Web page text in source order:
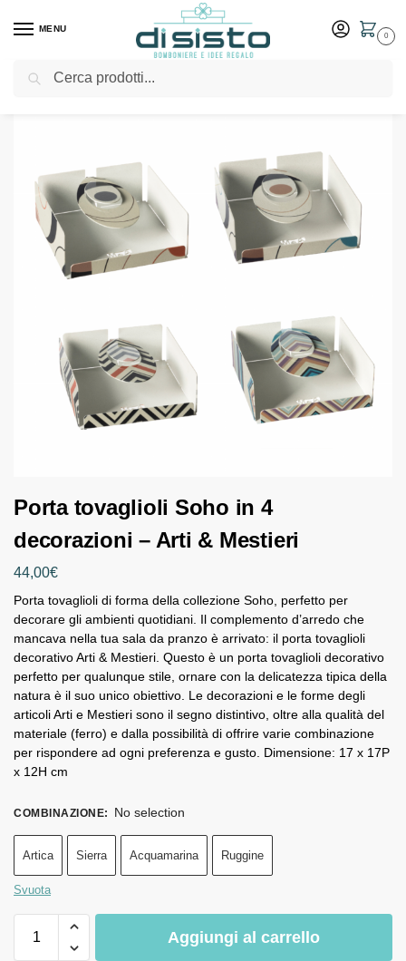
MENU
0
Home Shop Tavola Porta tovaglioli
Porta tovaglioli Soho in 4
decorazioni – Arti & Mestieri
44,00€
Porta tovaglioli di forma della collezione Soho, perfetto per
decorare gli ambienti quotidiani. Il complemento d’arredo che
mancava nella tua sala da pranzo è arrivato: il porta tovaglioli
decorativo Arti & Mestieri. Questo è un porta tovaglioli decorativo
perfetto per qualunque stile, ornare con la delicatezza tipica della
natura è il suo unico obiettivo. Le decorazioni e le forme degli
articoli Arti e Mestieri sono il segno distintivo, oltre alla qualità del
materiale (ferro) e dalla possibilità di offrire varie combinazione
per rispondere ad ogni preferenza e gusto. Dimensione: 17 x 17P
x 12H cm
COMBINAZIONE: No selection
Artica Sierra Acquamarina Ruggine
Svuota
Aggiungi al carrello